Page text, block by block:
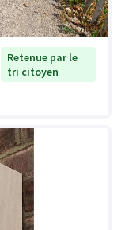
Retenue par le
tri citoyen